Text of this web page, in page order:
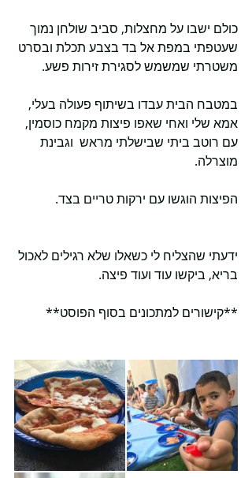
כולם ישבו על מחצלות, סביב שולחן נמוך
שעטפתי במפת אל בד בצבע תכלת ובסרט
משטרתי שמשמש לסגירת זירות פשע.
במטבח הבית עבדו בשיתוף פעולה בעלי,
אמא שלי ואחי שאפו פיצות מקמח כוסמין,
עם רוטב ביתי שבישלתי מראש  וגבינת
מוצרלה.
הפיצות הוגשו עם ירקות טריים בצד.
ידעתי שהצליח לי כשאלו שלא רגילים לאכול
בריא, ביקשו עוד ועוד פיצה.
**קישורים למתכונים בסוף הפוסט**